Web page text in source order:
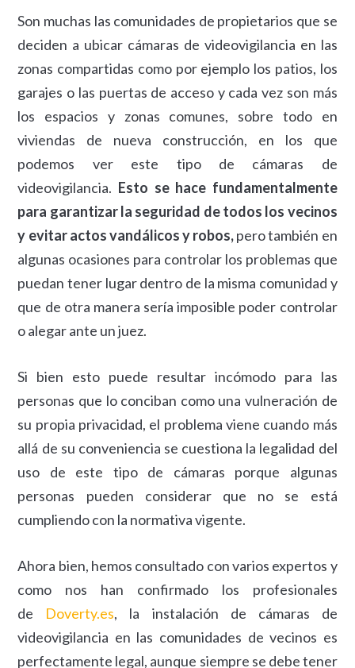
Son muchas las comunidades de propietarios que se
deciden a ubicar cámaras de videovigilancia en las
zonas compartidas como por ejemplo los patios, los
garajes o las puertas de acceso y cada vez son más
los espacios y zonas comunes, sobre todo en
viviendas de nueva construcción, en los que
podemos ver este tipo de cámaras de
videovigilancia. Esto se hace fundamentalmente
para garantizar la seguridad de todos los vecinos
y evitar actos vandálicos y robos,pero también en
algunas ocasiones para controlar los problemas que
puedan tener lugar dentro de la misma comunidad y
que de otra manera sería imposible poder controlar
o alegar ante un juez.
Si bien esto puede resultar incómodo para las
personas que lo conciban como una vulneración de
su propia privacidad, el problema viene cuando más
allá de su conveniencia se cuestiona la legalidad del
uso de este tipo de cámaras porque algunas
personas pueden considerar que no se está
cumpliendo con la normativa vigente.
Ahora bien, hemos consultado con varios expertos y
como nos han confirmado los profesionales
de Doverty.es, la instalación de cámaras de
videovigilancia en las comunidades de vecinos es
perfectamente legal, aunque siempre se debe tener